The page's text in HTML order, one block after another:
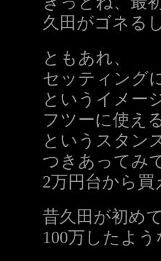
久田がゴネる
ともあれ、
セッティング
というイメー
フツーに使え
というスタン
つきあってみ
2万円台から
昔久田が初め
100万したよ